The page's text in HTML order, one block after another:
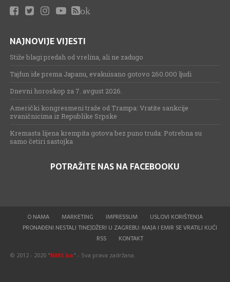
ok
NAJNOVIJE VIJESTI
Stiže blagi predah od vrelina, ali ne zadugo
Tajfun ide prema Japanu, evakuisano gotovo 260.000 ljudi
Dnevni horoskop za 7. avgust 2026.
Američki kongresmeni traže od Trampa: Vratite sankcije
zvaničnicima iz Republike Srpske
Kremasta lijena krempita gotova bez puno truda: Potrebna su
samo četiri sastojka
POTRAŽITE NAS NA FACEBOOKU
O NAMA MARKETING IMPRESSUM
USLOVI KORIŠTENJA
PRONAĐENI NESTALI TINEJDŽERI U ZAGREBU: MAJA I EMIR SE VRATILI KUĆI
RSS
KONTAKT
© 2012 - 2020 "NMS.ba" - Sva prava zadržana.